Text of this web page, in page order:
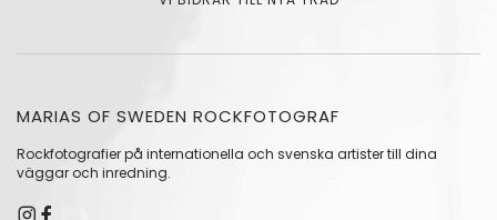
MARIAS OF SWEDEN ROCKFOTOGRAF
Rockfotografier på internationella och svenska artister till dina
väggar och inredning.